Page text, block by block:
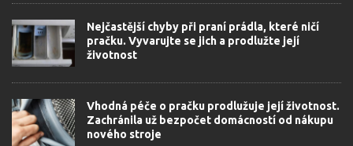
Nejčastější chyby při praní prádla, které ničí
pračku. Vyvarujte se jich a prodlužte její
životnost
Vhodná péče o pračku prodlužuje její životnost.
Zachránila už bezpočet domácností od nákupu
nového stroje